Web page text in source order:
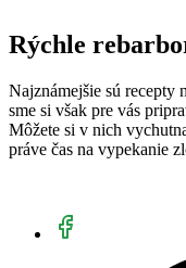
Rýchle
Najznámejšie sú recepty
sme si však pre vás
Môžete si v nich
práve čas na vypekanie